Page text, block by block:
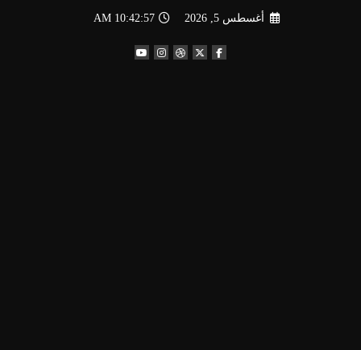
أغسطس 5, 2026 10:42:58 AM